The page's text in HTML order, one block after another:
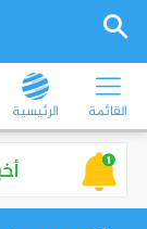
القائمة الرئيسية